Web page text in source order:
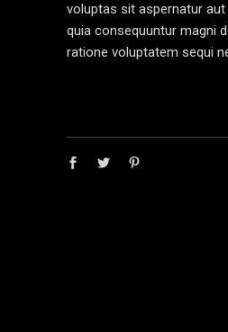
voluptas sit aspernatur
quia consequuntur magni
ratione voluptatem sequi